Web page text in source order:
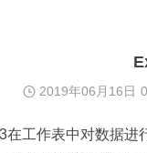
2019年06月16日
在工作表中对数据进